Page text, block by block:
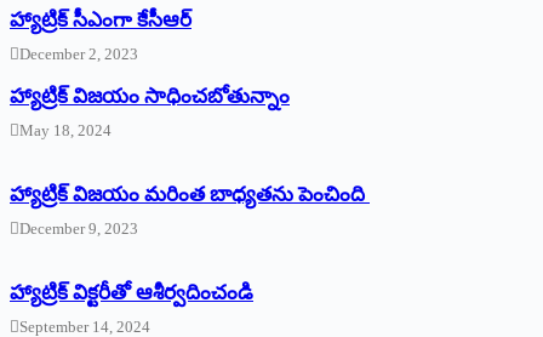
హ్యాట్రిక్‌ ‌సీఎంగా కేసీఆర్‌
December 2, 2023
హ్యాట్రిక్‌ విజయం సాధించబోతున్నాం
May 18, 2024
హ్యాట్రిక్ విజయం మరింత బాధ్యతను పెంచింది
December 9, 2023
హ్యాట్రిక్‌ ‌విక్టరీతో ఆశీర్వదించండి
September 14, 2024